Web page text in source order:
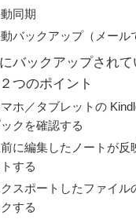
同期
バックアップ（メール
にバックアップされ
つのポイント
ホ／タブレットの
クを確認する
に編集したノートが反
する
スポートしたファイル
する